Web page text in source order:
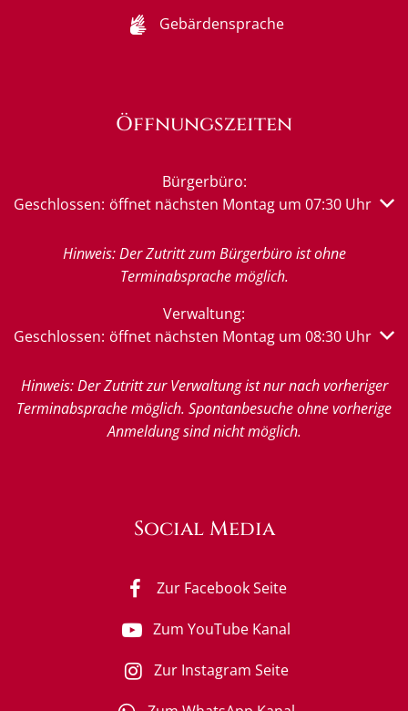
Gebärdensprache
Öffnungszeiten
Bürgerbüro:
Klicken, um weitere Öffnungs- oder Schließzeiten
Geschlossen: öffnet nächsten Montag um 07:30 Uhr
Hinweis: Der Zutritt zum Bürgerbüro ist ohne
Terminabsprache möglich.
Verwaltung:
Klicken, um weitere Öffnungs- oder Schließzeiten
Geschlossen: öffnet nächsten Montag um 08:30 Uhr
Hinweis: Der Zutritt zur Verwaltung ist nur nach vorheriger
Terminabsprache möglich. Spontanbesuche ohne vorherige
Anmeldung sind nicht möglich.
Social Media
Zur Facebook Seite
Zum YouTube Kanal
Zur Instagram Seite